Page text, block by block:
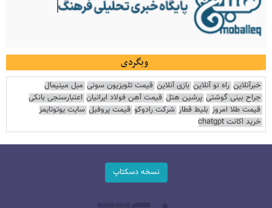
وبگردی
خبرآنلاین راه نو آنلاین بازی آنلاین قیمت تلویزیون سونی مبل مینیمال
جراح بینی گوشتی پرشین هتل قیمت آهن فولاد ایرانیان اعتبارسنجی بانکی
قیمت طلا امروز بلیط قطار شرکت رادوکو قیمت پروفیل سایت یوتوتایمز
خرید اکانت chatgpt
نسخه دسکتاپ